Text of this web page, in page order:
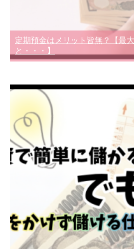
定期預金はメリット皆無？【最
と・・・】